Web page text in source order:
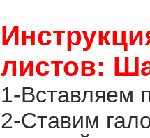
листов:
1-Вставляем
2-Ставим